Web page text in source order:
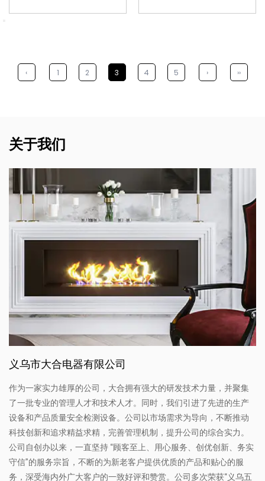
‹ 1 2 3 4 5 › ››
关于我们
义乌市大合电器有限公司
作为一家实力雄厚的公司，大合拥有强大的研发技术力量，并聚集
了一批专业的管理人才和技术人才。同时，我们引进了先进的生产
设备和产品质量安全检测设备。公司以市场需求为导向，不断推动
科技创新和追求精益求精，完善管理机制，提升公司的综合实力。
公司自创办以来，一直坚持 “顾客至上、用心服务、创优创新、务实
守信”的服务宗旨，不断的为新老客户提供优质的产品和贴心的服
务，深受海内外广大客户的一致好评和赞赏。公司多次荣获“义乌五